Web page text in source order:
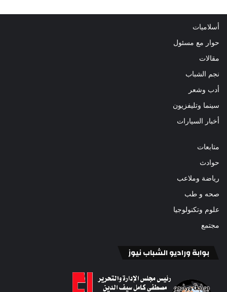
أسلاميات
حوار مع مسئول
مقالات
نجم الشباب
أدب وشعر
سينما وتليفزيون
أخبار السيارات
متابعات
حوادث
رياضة وملاعب
صحه و طب
علوم وتكنولوجيا
مجتمع
بوابة وراديو الشباب نيوز